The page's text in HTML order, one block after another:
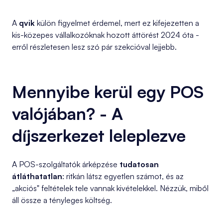
A qvik külön figyelmet érdemel, mert ez kifejezetten a
kis-közepes vállalkozóknak hozott áttörést 2024 óta -
erről részletesen lesz szó pár szekcióval lejjebb.
Mennyibe kerül egy POS
valójában? - A
díjszerkezet leleplezve
A POS-szolgáltatók árképzése tudatosan
átláthatatlan: ritkán látsz egyetlen számot, és az
„akciós" feltételek tele vannak kivételekkel. Nézzük, miből
áll össze a tényleges költség.